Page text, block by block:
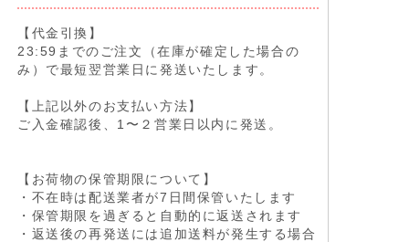
【代金引換】
23:59までのご注文（在庫が確定した場合の
み）で最短翌営業日に発送いたします。
【上記以外のお支払い方法】
ご入金確認後、1〜２営業日以内に発送。
【お荷物の保管期限について】
・不在時は配送業者が7日間保管いたします
・保管期限を過ぎると自動的に返送されます
・返送後の再発送には追加送料が発生する場合